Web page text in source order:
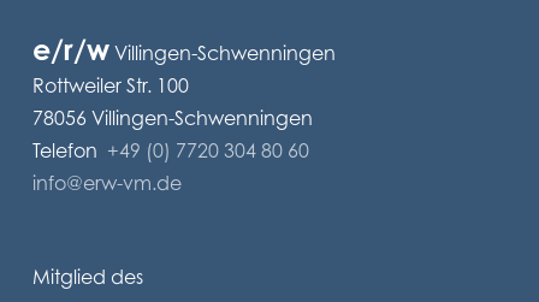
e/r/w Villingen-Schwenningen
Rottweiler Str. 100
78056 Villingen-Schwenningen
Telefon +49 (0) 7720 304 80 60
info@erw-vm.de
Mitglied des